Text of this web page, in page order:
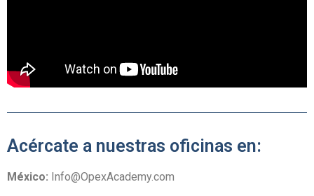
Acércate a nuestras oficinas en:
México: Info@OpexAcademy.com